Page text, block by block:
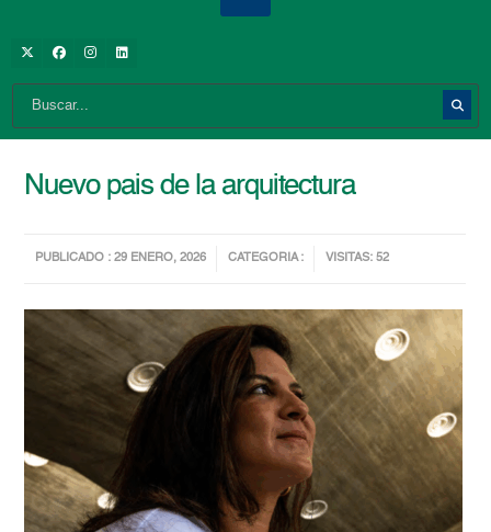
Nuevo pais de la arquitectura
PUBLICADO : 29 ENERO, 2026 CATEGORIA : VISITAS: 52